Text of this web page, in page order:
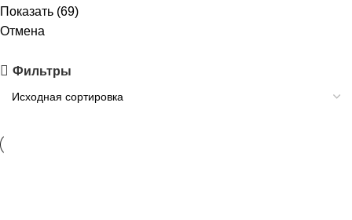
Показать (69)
Отмена
Фильтры